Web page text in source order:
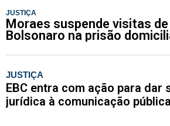
JUSTIÇA
Moraes suspende visitas
Bolsonaro na prisão
JUSTIÇA
EBC entra com ação para dar
jurídica à comunicação pública